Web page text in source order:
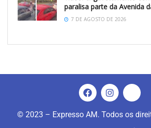
paralisa parte da Avenida
7 DE AGOSTO DE 2026
© 2023 – Expresso AM. Todos os